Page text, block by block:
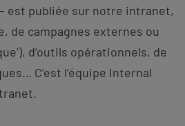
est publiée sur notre intranet,
de campagnes externes ou
d’outils opérationnels, de
C’est l’équipe Internal